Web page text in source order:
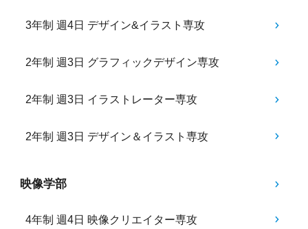
3年制 週4日 デザイン&イラスト専攻
2年制 週3日 グラフィックデザイン専攻
2年制 週3日 イラストレーター専攻
2年制 週3日 デザイン＆イラスト専攻
映像学部
4年制 週4日 映像クリエイター専攻